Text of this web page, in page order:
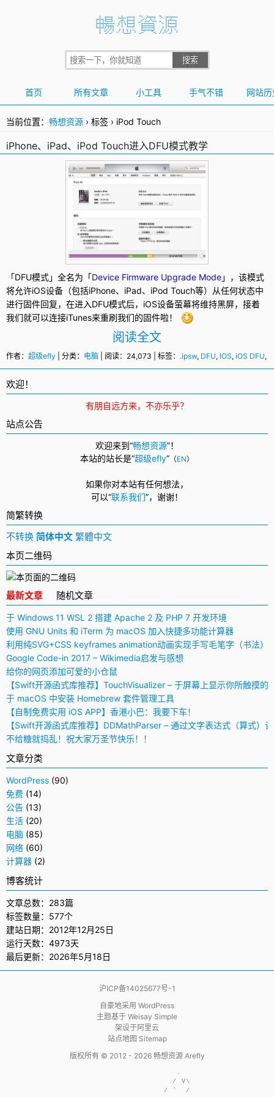
首页 所有文章 小工具 手气不错 网站历
当前位置： 畅想资源 › 标签 › iPod Touch
iPhone、iPad、iPod Touch进入DFU模式教学
「DFU模式」全名为「Device Firmware Upgrade Mode」，该模式
将允许iOS设备（包括iPhone、 iPad、 iPod Touch等）从任何状态中
进行固件回复，在进入DFU模式后，iOS设备萤幕将维持黑屏，接着
我们就可以连接iTunes来重刷我们的固件啦！
阅读全文
作者： 超级efly | 分类： 电脑 | 阅读：24,073 | 标签： .ipsw, DFU, IOS, iOS DFU,
欢迎！
有朋自远方来，不亦乐乎？
站点公告
欢迎来到“畅想资源”！
本站的站长是“超级efly” （EN）
如果你对本站有任何想法，
可以“联系我们”， 谢谢！
简繁转换
不转换 简体中文 繁體中文
本页二维码
最新文章 随机文章
于 Windows 11 WSL 2 搭建 Apache 2 及 PHP 7 开发环境
使用 GNU Units 和 iTerm 为 macOS 加入快捷多功能计算器
利用纯SVG+CSS keyframes animation动画实现手写毛笔字（书法）
Google Code-in 2017 – Wikimedia启发与感想
给你的网页添加可爱的小仓鼠
【Swift开源函式库推荐】TouchVisualizer – 于屏幕上显示你所触摸的
于 macOS 中安装 Homebrew 套件管理工具
【自制免费实用 iOS APP】香港小巴：我要下车！
【Swift开源函式库推荐】DDMathParser – 通过文字表达式（算式）
不给糖就捣乱！祝大家万圣节快乐！！
文章分类
WordPress (90)
免费 (14)
公告 (13)
生活 (20)
电脑 (85)
网络 (60)
计算器 (2)
博客统计
文章总数：283篇
标签数量：577个
建站日期：2012年12月25日
运行天数：4973天
最后更新：2026年5月18日
沪ICP备14025677号-1
自豪地采用 WordPress
主题基于 Weisay Simple
架设于阿里云
站点地图 Sitemap
版权所有 © 2012 - 2026 畅想资源 Arefly
                     .
                    / V\
                  / `  /